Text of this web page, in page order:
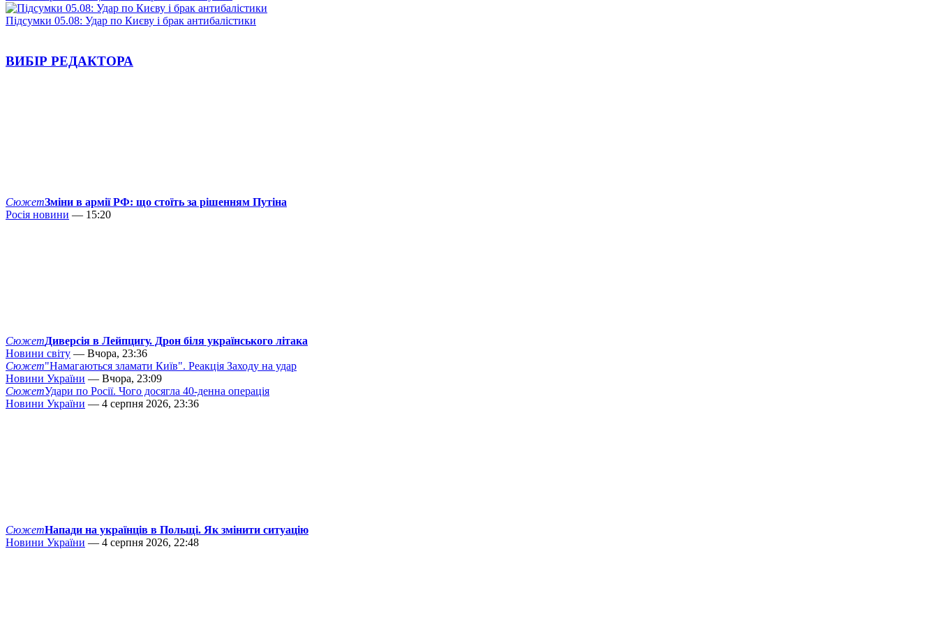
Підсумки 05.08: Удар по Києву і брак антибалістики
ВИБІР РЕДАКТОРА
СюжетЗміни в армії РФ: що стоїть за рішенням Путіна
Росія новини — 15:20
СюжетДиверсія в Лейпцигу. Дрон біля українського літака
Новини світу — Вчора, 23:36
Сюжет"Намагаються зламати Київ". Реакція Заходу на удар
Новини України — Вчора, 23:09
СюжетУдари по Росії. Чого досягла 40-денна операція
Новини України — 4 серпня 2026, 23:36
СюжетНапади на українців в Польщі. Як змінити ситуацію
Новини України — 4 серпня 2026, 22:48